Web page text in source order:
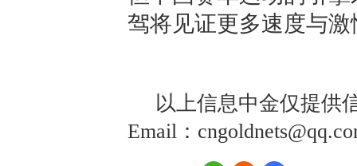
驾将见证更多速度与
以上信息中金仅提供
Email：